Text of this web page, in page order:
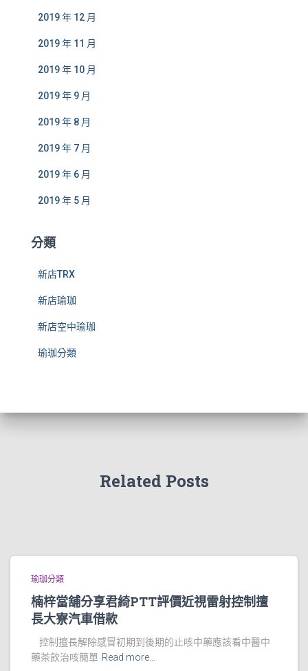
2019 年 12 月
2019 年 11 月
2019 年 10 月
2019 年 9 月
2019 年 8 月
2019 年 7 月
2019 年 6 月
2019 年 5 月
分類
新店TRX
新店瑜珈
新店空中瑜珈
瑜珈分類
Related Posts
瑜珈分類
楠梓當舖分享君綺PTT評價近視雷射控制擅
長大寮汽車借款
控制擅長解除感冒初期到後期的止咳中藥應該看中醫中
藥茶飲治咳簡單 Read more…